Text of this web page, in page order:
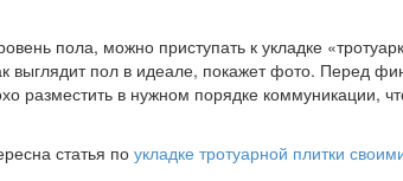
пола, можно приступать к укладке
выглядит пол в идеале, покажет фото. Перед
разместить в нужном порядке коммуникации,
статья по укладке тротуарной плитки